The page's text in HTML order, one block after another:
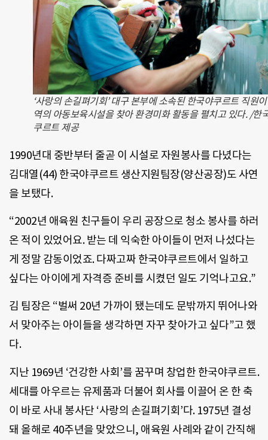
‘사랑의 손길펴기회’ 대구 본부에 소속된 한국야쿠르트 직원
역의 아동보육시설을 찾아 환경미화 활동을 펼치고 있다. /한
쿠르트 제공
1990년대 중반부터 줄곧 이 시설로 자원봉사를 다녔다는
김대열(44) 한국야쿠르트 생산지원팀장(양산공장)도 사연
을 보탰다.
“2002년 애육원 친구들이 우리 공장으로 청소 봉사를 하러
온 적이 있었어요. 받는 데 익숙한 아이들이 먼저 나섰다는
게 정말 감동이었죠. 다짜고짜 한국야쿠르트에서 일하고
싶다는 아이에게 자격증 준비를 시켰던 일도 기억나고요.”
김 팀장은 “벌써 20년 가까이 됐는데도 문밖까지 뛰어나와
서 맞아주는 아이들을 생각하면 자꾸 찾아가고 싶다”고 했
다.
지난 1969년 ‘건강한 사회’를 꿈꾸며 창업한 한국야쿠르트.
세대를 아우르는 유제품과 더불어 회사를 이끌어 온 한 축
이 바로 사내 봉사단 ‘사랑의 손길펴기회’다. 1975년 결성
돼 올해로 40주년을 맞았으니, 애육원 사례와 같이 간직해